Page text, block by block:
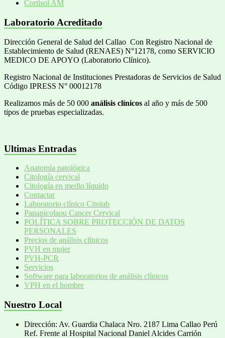
Cortisol AM
Laboratorio Acreditado
Dirección General de Salud del Callao Con Registro Nacional de
Establecimiento de Salud (RENAES) N°12178, como SERVICIO
MEDICO DE APOYO (Laboratorio Clínico).
Registro Nacional de Instituciones Prestadoras de Servicios de Salud
Código IPRESS N° 00012178
Realizamos más de 50 000 análisis clínicos al año y más de 500
tipos de pruebas especializadas.
Ultimas Entradas
Anatomía patológica
Citología cervical
Citología en medio líquido
Contactar
Laboratorio clínico Citolab
Papanicolaou Cancer Cervical
POLÍTICA SOBRE PROTECCIÓN DE DATOS
PERSONALES
Precios de análisis clínicos
PVH en mujer
PVH-PCR
Servicios
Software para laboratorios de análisis clínicos
VPH en el hombre
Nuestro Local
Dirección: Av. Guardia Chalaca Nro. 2187 Lima Callao Perú
Ref. Frente al Hospital Nacional Daniel Alcides Carrión